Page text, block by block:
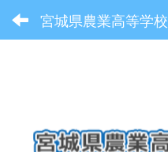
宮城県農業高等学校